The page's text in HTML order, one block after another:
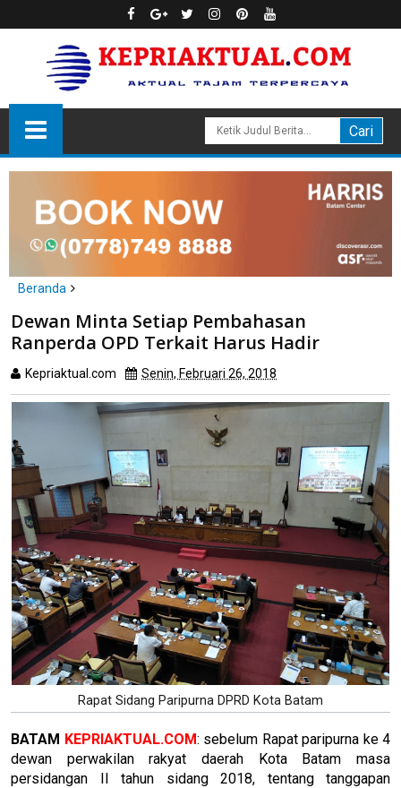
Beranda
politik
Dewan Minta Setiap Pembahasan Ranperda OPD Terkait Harus
Hadir
Dewan Minta Setiap Pembahasan
Ranperda OPD Terkait Harus Hadir
Kepriaktual.com Senin, Februari 26, 2018
Rapat Sidang Paripurna DPRD Kota Batam
BATAM KEPRIAKTUAL.COM: sebelum Rapat paripurna ke 4
dewan perwakilan rakyat daerah Kota Batam masa
persidangan II tahun sidang 2018, tentang tanggapan